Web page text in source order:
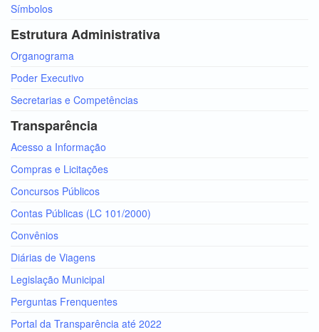
Símbolos
Estrutura Administrativa
Organograma
Poder Executivo
Secretarias e Competências
Transparência
Acesso a Informação
Compras e Licitações
Concursos Públicos
Contas Públicas (LC 101/2000)
Convênios
Diárias de Viagens
Legislação Municipal
Perguntas Frenquentes
Portal da Transparência até 2022